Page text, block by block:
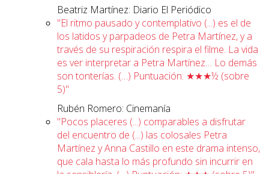
Beatriz Martínez: Diario El Periódico
"El ritmo pausado y contemplativo (...) es el de
los latidos y parpadeos de Petra Martínez, y a
través de su respiración respira el filme. La vida
es ver interpretar a Petra Martínez… Lo demás
son tonterías. (…) Puntuación: ★★★½ (sobre
5)"
Rubén Romero: Cinemanía
"Pocos placeres (...) comparables a disfrutar
del encuentro de (...) las colosales Petra
Martínez y Anna Castillo en este drama intenso,
que cala hasta lo más profundo sin incurrir en